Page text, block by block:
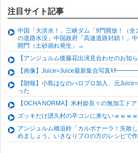
注目サイト記事
中国「大洪水！」三峡ダム「9門開放！（全
の道路水没」中国政府「高速道路封鎖！」
開門（土砂崩れ発生」→
【アンジュルム後藤花出演見合わせのお知ら
【画像】Juice=Juice最新集合写真ｷﾀ
【朗報】小島はなのハロプロ加入、元
った
【OCHA NORMA】米村姫良々の無加工ド
ズッキだけ譜久村の卒コンに来ないｗｗｗ
アンジュルム橋迫鈴「カルボナーラ！失敗
めましょう。いきなりプロの方のレシピで作